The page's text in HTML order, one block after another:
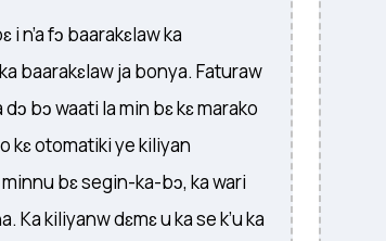
n’a fɔ baarakɛlaw ka
baarakɛlaw ja bonya. Faturaw
bɔ waati la min bɛ kɛ marako
kɛ otomatiki ye kiliyan
bɛ segin-ka-bɔ, ka wari
Ka kiliyanw dɛmɛ u ka se k’u ka